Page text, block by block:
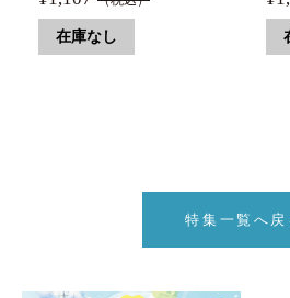
在庫なし
特集一覧へ戻